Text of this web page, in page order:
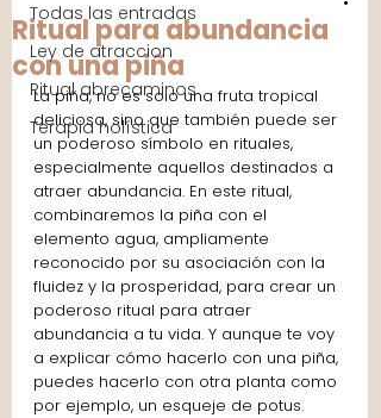
Todas las entradas
Ley de atraccion
Ritual abrecaminos
Terapia holística
Ritual para abundancia
con una piña
La piña, no es solo una fruta tropical
deliciosa, sino que también puede ser
un poderoso símbolo en rituales,
especialmente aquellos destinados a
atraer abundancia. En este ritual,
combinaremos la piña con el
elemento agua, ampliamente
reconocido por su asociación con la
fluidez y la prosperidad, para crear un
poderoso ritual para atraer
abundancia a tu vida. Y aunque te voy
a explicar cómo hacerlo con una piña,
puedes hacerlo con otra planta como
por ejemplo, un esqueje de potus.